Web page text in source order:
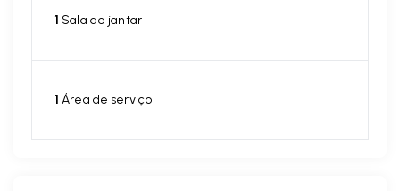
1 Sala de jantar
1 Área de serviço